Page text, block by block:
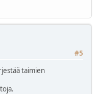
#5
taimien